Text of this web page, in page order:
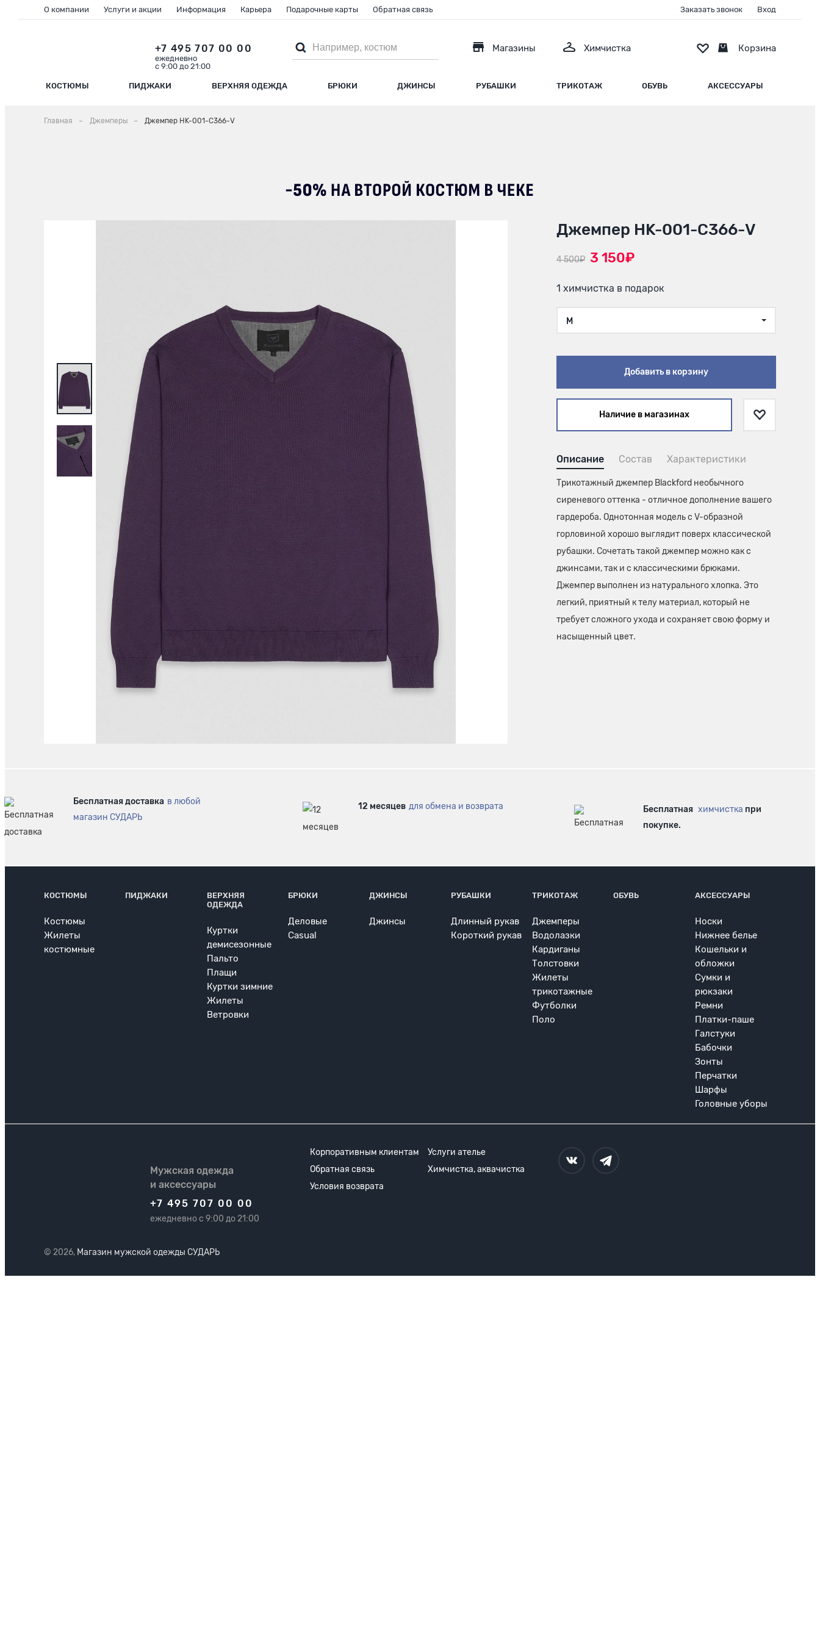
КОСТЮМЫ ПИДЖАКИ ВЕРХНЯЯ ОДЕЖДА БРЮКИ ДЖИНСЫ РУБАШКИ ТРИКОТАЖ ОБУВЬ АКСЕССУАРЫ
+7 495 707 00 00
ежедневно
с 9:00 до 21:00
Магазины Химчистка
О компании Услуги и акции Информация Карьера Подарочные карты Обратная связь Заказать звонок Вход
Корзина
Главная Джемперы Джемпер HK-001-С366-V
Джемпер HK-001-С366-V
4 500₽ 3 150₽
1 химчистка в подарок
M
Добавить в корзину
Наличие в магазинах
Описание Состав Характеристики
Трикотажный джемпер Blackford необычного
сиреневого оттенка - отличное дополнение вашего
гардероба. Однотонная модель с V-образной
горловиной хорошо выглядит поверх классической
рубашки. Сочетать такой джемпер можно как с
джинсами, так и с классическими брюками.
Джемпер выполнен из натурального хлопка. Это
легкий, приятный к телу материал, который не
требует сложного ухода и сохраняет свою форму и
насыщенный цвет.
Бесплатная доставка в любой
магазин СУДАРЬ
12 месяцев для обмена и возврата Бесплатная химчистка при
покупке.
КОСТЮМЫ
Костюмы
Жилеты
костюмные
ПИДЖАКИ
ВЕРХНЯЯ
ОДЕЖДА
Куртки
демисезонные
Пальто
Плащи
Куртки зимние
Жилеты
Ветровки
БРЮКИ
Деловые
Casual
ДЖИНСЫ
Джинсы
РУБАШКИ
Длинный рукав
Короткий рукав
ТРИКОТАЖ
Джемперы
Водолазки
Кардиганы
Толстовки
Жилеты
трикотажные
Футболки
Поло
ОБУВЬ АКСЕССУАРЫ
Носки
Нижнее белье
Кошельки и
обложки
Сумки и
рюкзаки
Ремни
Платки-паше
Галстуки
Бабочки
Зонты
Перчатки
Шарфы
Головные уборы
Мужская одежда
и аксессуары
+7 495 707 00 00
ежедневно с 9:00 до 21:00
Корпоративным клиентам
Услуги ателье
Обратная связь
Химчистка, аквачистка
Условия возврата
© 2026, Магазин мужской одежды СУДАРЬ